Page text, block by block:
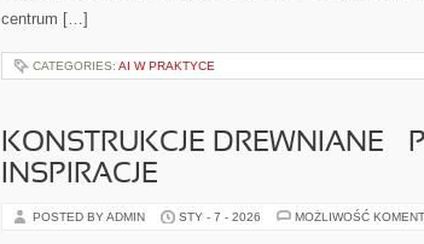
centrum […]
CATEGORIES: AI W PRAKTYCE
KONSTRUKCJE DREWNIANE –
INSPIRACJE
POSTED BY ADMIN STY - 7 - 2026 MOŻLIWOŚĆ